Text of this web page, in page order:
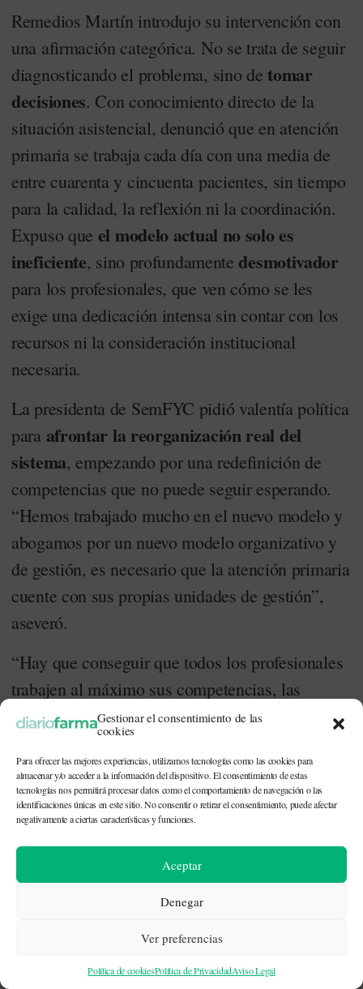
Gestionar el consentimiento de las
cookies
Para ofrecer las mejores experiencias, utilizamos tecnologías como las cookies para
almacenar y/o acceder a la información del dispositivo. El consentimiento de estas
tecnologías nos permitirá procesar datos como el comportamiento de navegación o las
identificaciones únicas en este sitio. No consentir o retirar el consentimiento, puede afectar
negativamente a ciertas características y funciones.
Aceptar
Denegar
Ver preferencias
Política de cookiesPolítica de PrivacidadAviso Legal
Remedios Martín introdujo su intervención con
una afirmación categórica. No se trata de seguir
diagnosticando el problema, sino detomar
decisiones. Con conocimiento directo de la
situación asistencial, denunció que en atención
primaria se trabaja cada día con una media de
entre cuarenta y cincuenta pacientes, sin tiempo
para la calidad, la reflexión ni la coordinación.
Expuso que el modelo actual no solo es
ineficiente, sino profundamentedesmotivador
para los profesionales, que ven cómo se les
exige una dedicación intensa sin contar con los
recursos ni la consideración institucional
necesaria.
La presidenta de SemFYC pidió valentía política
para afrontar la reorganización real del
sistema, empezando por una redefinición de
competencias que no puede seguir esperando.
“Hemos trabajado mucho en el nuevo modelo y
abogamos por un nuevo modelo organizativo y
de gestión, es necesario que la atención primaria
cuente con sus propias unidades de gestión”,
aseveró.
“Hay que conseguir que todos los profesionales
trabajen al máximo sus competencias, las
enfermeras nuestras grandes aliadas, también
tienen que trabajar al máximo sus competencias,
evolucionando un poco más”, señaló. En este
contexto, hizo referencia a la figura de los
“administrativos de salud”, figura profesional
que podría gestionar demandas y resolverlas, ya
que, “los médicos necesitamos tiempo de
Remedios Martín planteó la situación existente en